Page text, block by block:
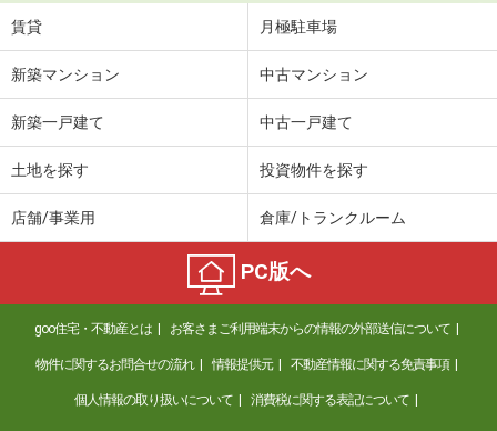
賃貸 月極駐車場
新築マンション 中古マンション
新築一戸建て 中古一戸建て
土地を探す 投資物件を探す
店舗/事業用 倉庫/トランクルーム
PC版へ
goo住宅・不動産とは お客さまご利用端末からの情報の外部送信について
物件に関するお問合せの流れ 情報提供元 不動産情報に関する免責事項
個人情報の取り扱いについて 消費税に関する表記について